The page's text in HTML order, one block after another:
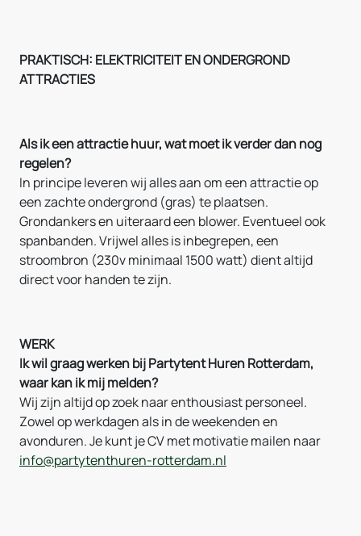
PRAKTISCH: ELEKTRICITEIT EN ONDERGROND
ATTRACTIES
Als ik een attractie huur, wat moet ik verder dan nog
regelen?
In principe leveren wij alles aan om een attractie op
een zachte ondergrond (gras) te plaatsen.
Grondankers en uiteraard een blower. Eventueel ook
spanbanden. Vrijwel alles is inbegrepen, een
stroombron (230v minimaal 1500 watt) dient altijd
direct voor handen te zijn.
WERK
Ik wil graag werken bij Partytent Huren Rotterdam,
waar kan ik mij melden?
Wij zijn altijd op zoek naar enthousiast personeel.
Zowel op werkdagen als in de weekenden en
avonduren. Je kunt je CV met motivatie mailen naar
info@partytenthuren-rotterdam.nl